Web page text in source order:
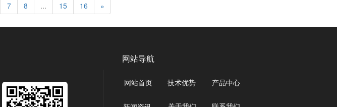
7 8 ... 15 16 »
网站导航
网站首页 技术优势 产品中心